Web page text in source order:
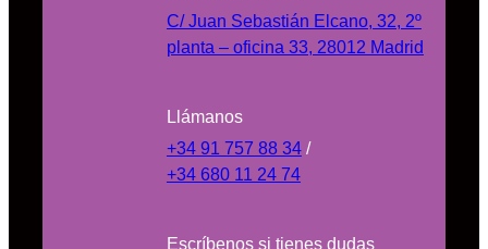
C/ Juan Sebastián Elcano, 32, 2º
planta – oficina 33, 28012 Madrid
Llámanos
+34 91 757 88 34/
+34 680 11 24 74
Escríbenos si tienes dudas